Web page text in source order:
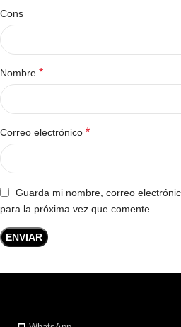
Cons
Nombre *
Correo electrónico *
Guarda mi nombre, correo
para la próxima vez que comente.